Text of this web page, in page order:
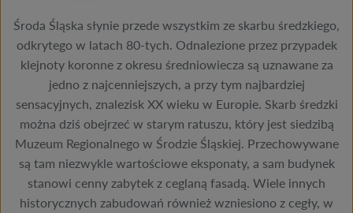
Środa Śląska słynie przede wszystkim ze skarbu średzkiego,
odkrytego w latach 80-tych. Odnalezione przez przypadek
klejnoty koronne z okresu średniowiecza są uznawane za
jedno z najcenniejszych, a przy tym najbardziej
sensacyjnych, znalezisk XX wieku w Europie. Skarb średzki
można dziś obejrzeć w starym ratuszu, który jest siedzibą
Muzeum Regionalnego w Środzie Śląskiej. Przechowywane
są tam niezwykle wartościowe eksponaty, a sam budynek
stanowi cenny zabytek z ceglaną fasadą. Wiele innych
historycznych zabudowań również wzniesiono z cegły, w